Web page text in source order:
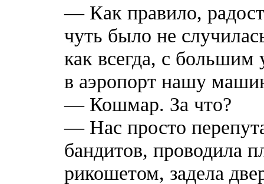
— Как правило,
чуть было не
как всегда, с большим
в аэропорт нашу
— Кошмар. За что?
— Нас просто
бандитов, проводила
рикошетом, задела